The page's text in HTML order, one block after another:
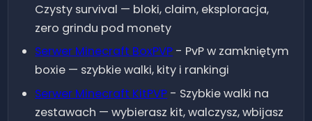
RealLife
1.8 -
26.1.2
9
Czysty survival — bloki, claim, eksploracja,
zero grindu pod monety
Serwer Minecraft BoxPVP - PvP w zamkniętym
boxie — szybkie walki, kity i rankingi
Serwer Minecraft KitPVP - Szybkie walki na
zestawach — wybierasz kit, walczysz, wbijasz